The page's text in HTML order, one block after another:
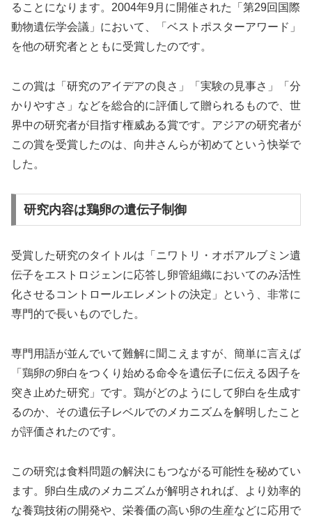
ることになります。2004年9月に開催された「第29回国際
動物遺伝学会議」において、「ベストポスターアワード」
を他の研究者とともに受賞したのです。
この賞は「研究のアイデアの良さ」「実験の見事さ」「分
かりやすさ」などを総合的に評価して贈られるもので、世
界中の研究者が目指す権威ある賞です。アジアの研究者が
この賞を受賞したのは、向井さんらが初めてという快挙で
した。
研究内容は鶏卵の遺伝子制御
受賞した研究のタイトルは「ニワトリ・オボアルブミン遺
伝子をエストロジェンに応答し卵管組織においてのみ活性
化させるコントロールエレメントの決定」という、非常に
専門的で長いものでした。
専門用語が並んでいて難解に聞こえますが、簡単に言えば
「鶏卵の卵白をつくり始める命令を遺伝子に伝える因子を
突き止めた研究」です。鶏がどのようにして卵白を生成す
るのか、その遺伝子レベルでのメカニズムを解明したこと
が評価されたのです。
この研究は食料問題の解決にもつながる可能性を秘めてい
ます。卵白生成のメカニズムが解明されれば、より効率的
な養鶏技術の開発や、栄養価の高い卵の生産などに応用で